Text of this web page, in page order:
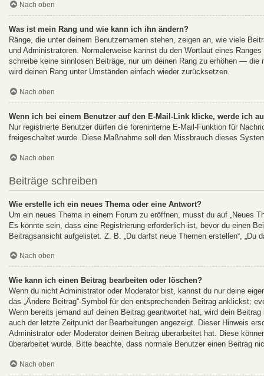
Nach oben
Was ist mein Rang und wie kann ich ihn ändern?
Ränge, die unter deinem Benutzernamen stehen, zeigen an, wie viele
und Administratoren. Normalerweise kannst du den Wortlaut eines
schreibe keine sinnlosen Beiträge, nur um deinen Rang zu erhöhen —
wird deinen Rang unter Umständen einfach wieder zurücksetzen.
Nach oben
Wenn ich bei einem Benutzer auf den E-Mail-Link klicke, werde ich
Nur registrierte Benutzer dürfen die foreninterne E-Mail-Funktion für
freigeschaltet wurde. Diese Maßnahme soll den Missbrauch dieses
Nach oben
Beiträge schreiben
Wie erstelle ich ein neues Thema oder eine Antwort?
Um ein neues Thema in einem Forum zu eröffnen, musst du auf „Neues
Es könnte sein, dass eine Registrierung erforderlich ist, bevor du einen
Beitragsansicht aufgelistet. Z. B. „Du darfst neue Themen erstellen“, „Du
Nach oben
Wie kann ich einen Beitrag bearbeiten oder löschen?
Wenn du nicht Administrator oder Moderator bist, kannst du nur deine
das „Ändere Beitrag“-Symbol für den entsprechenden Beitrag anklickst;
Wenn bereits jemand auf deinen Beitrag geantwortet hat, wird dein
auch der letzte Zeitpunkt der Bearbeitungen angezeigt. Dieser Hinweis
Administrator oder Moderator deinen Beitrag überarbeitet hat. Diese
überarbeitet wurde. Bitte beachte, dass normale Benutzer einen Beitrag
Nach oben